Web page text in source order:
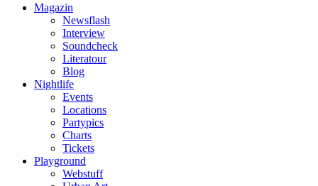
Magazin
Newsflash
Interview
Soundcheck
Literatour
Blog
Nightlife
Events
Locations
Partypics
Charts
Tickets
Playground
Webstuff